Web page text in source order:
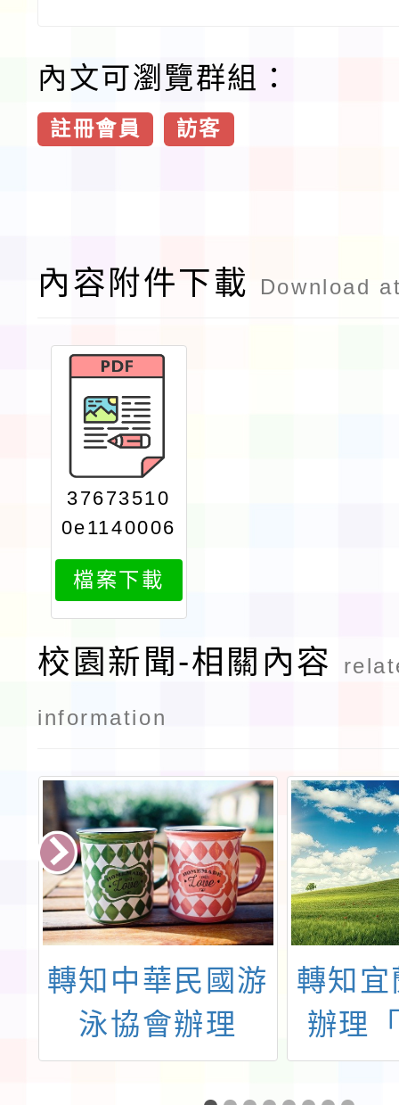
內文可瀏覽群組：
註冊會員 訪客
內容附件下載 Download
37673510
0e1140006
860attach
1
檔案下載
校園新聞-相關內容
information
轉知中華民國游
泳協會辦理
「114年全國總
轉知
辦理
輝宜